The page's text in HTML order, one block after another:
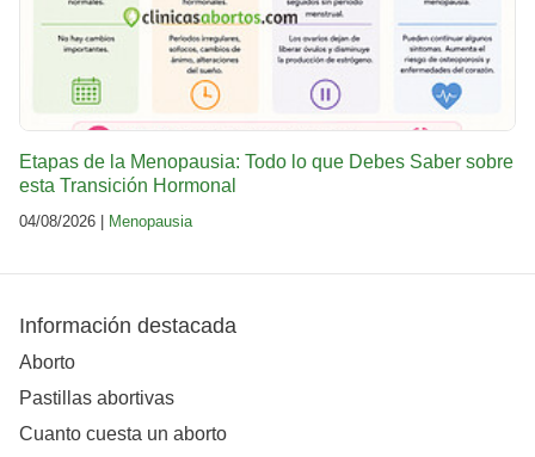
Etapas de la Menopausia: Todo lo que Debes Saber sobre
esta Transición Hormonal
04/08/2026 | Menopausia
Información destacada
Aborto
Pastillas abortivas
Cuanto cuesta un aborto